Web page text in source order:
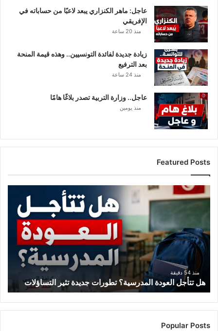
عاجل: ماهر الكنزاري يبعد لاعبًا من حساباته في
الإفريقي
منذ 20 ساعة
زيادة جديدة لفائدة التونسيين.. وهذه قيمة المنحة
بعد الترفيع
منذ 24 ساعة
عاجل.. وزارة التربية تصدر بلاغًا هامًا
منذ يومين
Featured Posts
تتأجل
تطورات
جديدة
تثير
التساؤلات
منذ 54 دقيقة
هل تتأجل العودة المدرسية؟ تطورات جديدة تثير التساؤلات
Popular Posts